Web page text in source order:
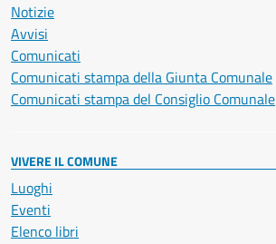
Notizie
Avvisi
Comunicati
Comunicati stampa della Giunta Comunale
Comunicati stampa del Consiglio Comunale
VIVERE IL COMUNE
Luoghi
Eventi
Elenco libri